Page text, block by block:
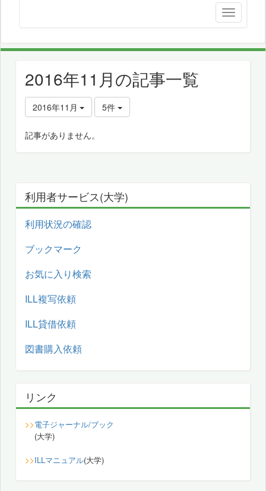
2016年11月の記事一覧
2016年11月 5件
記事がありません。
利用者サービス(大学)
利用状況の確認
ブックマーク
お気に入り検索
ILL複写依頼
ILL貸借依頼
図書購入依頼
リンク
>>電子ジャーナル/ブック
(大学)
>>ILLマニュアル(大学)